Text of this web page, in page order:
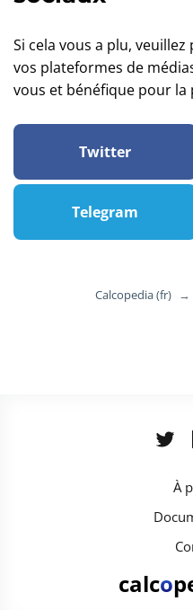
Si cela vous a plu,
vos plateformes de
vous et bénéfique pour
Twitter
Telegram
Calcopedia (fr) →
À
calco